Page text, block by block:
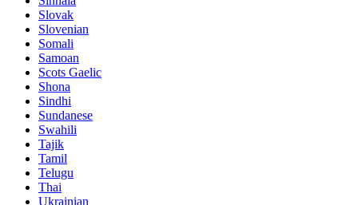
Slovak
Slovenian
Somali
Samoan
Scots Gaelic
Shona
Sindhi
Sundanese
Swahili
Tajik
Tamil
Telugu
Thai
Ukrainian